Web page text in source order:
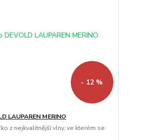
- 12 %
LAUPAREN MERINO
z nejkvalitnější vlny, ve kterém se